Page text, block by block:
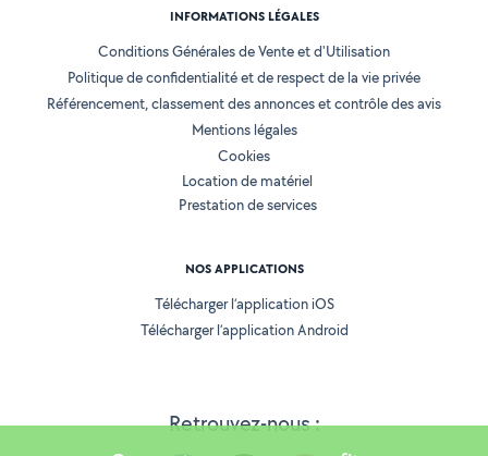
Retrouvez-nous :
INFORMATIONS LÉGALES
Conditions Générales de Vente et d'Utilisation
Politique de confidentialité et de respect de la vie privée
Référencement, classement des annonces et contrôle des avis
Mentions légales
Cookies
Location de matériel
Prestation de services
NOS APPLICATIONS
Télécharger l’application iOS
Télécharger l’application Android